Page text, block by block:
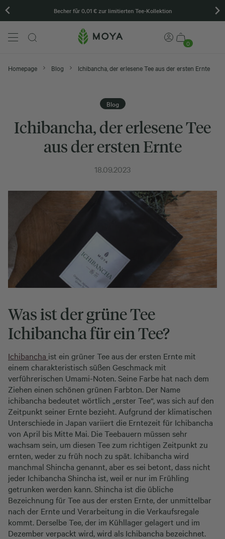
Becher für 0,01 € zur limitierten Tee-Kollektion
0
Homepage Blog Ichibancha, der erlesene Tee aus der ersten Ernte
Blog
Ichibancha, der erlesene Tee
aus der ersten Ernte
18.09.2023
Was ist der grüne Tee
Ichibancha für ein Tee?
Ichibancha ist ein grüner Tee aus der ersten Ernte mit
einem charakteristisch süßen Geschmack mit
verführerischen Umami-Noten. Seine Farbe hat nach dem
Ziehen einen schönen grünen Farbton. Der Name
ichibancha bedeutet wörtlich „erster Tee“, was sich auf den
Zeitpunkt seiner Ernte bezieht. Aufgrund der klimatischen
Unterschiede in Japan variiert die Erntezeit für Ichibancha
von April bis Mitte Mai. Die Teebauern müssen sehr
wachsam sein, um diesen Tee zum richtigen Zeitpunkt zu
ernten, weder zu früh noch zu spät. Ichibancha wird
manchmal Shincha genannt, aber es sei betont, dass nicht
jeder Ichibancha Shincha ist, weil er nur im Frühling
getrunken werden kann. Shincha ist die übliche
Bezeichnung für Tee aus der ersten Ernte, der unmittelbar
nach der Ernte und Verarbeitung in die Verkaufsregale
kommt. Derselbe Tee, der im Kühllager gelagert und im
Dezember verpackt wird, wird als Ichibancha bezeichnet.